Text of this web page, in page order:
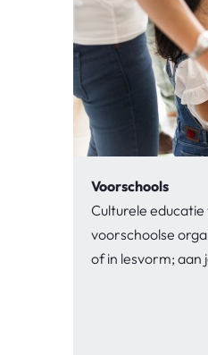
Voorschools
Culturele
voorschoolse
of in lesvorm; aan